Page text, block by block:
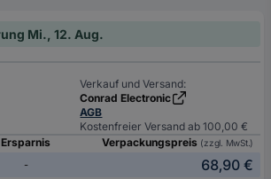
Mi., 12. Aug.
Verkauf und Versand:
Conrad Electronic
AGB
Kostenfreier Versand ab 100,00 €
Ersparnis Verpackungspreis (zzgl. MwSt.)
-
68,90 €